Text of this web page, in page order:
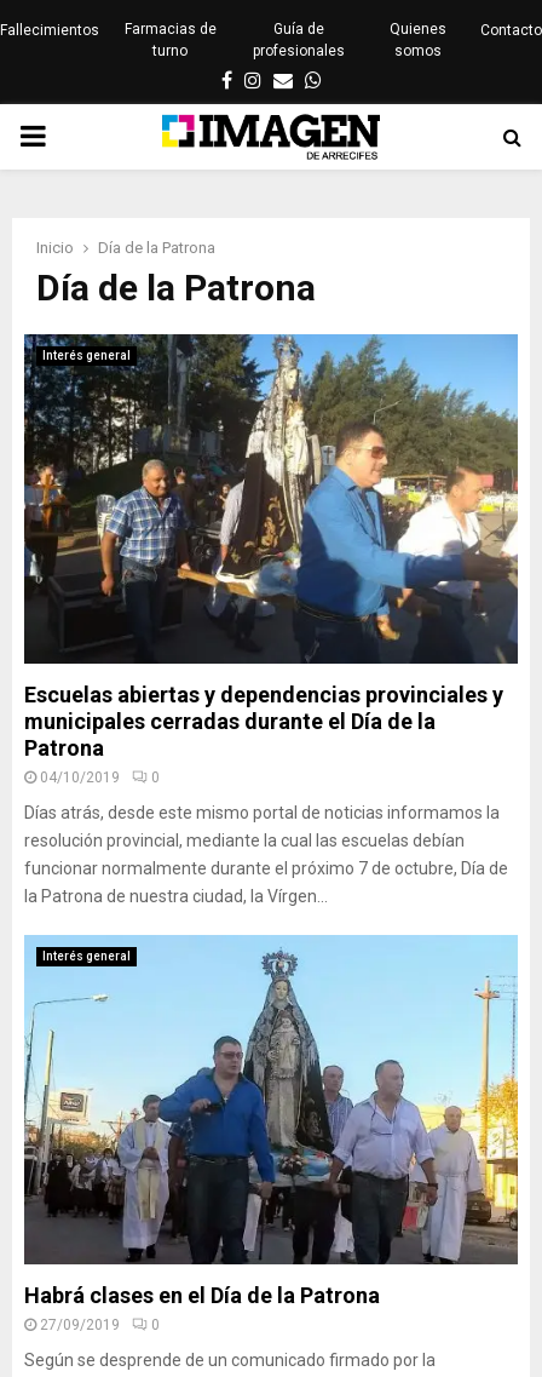
Fallecimientos
Farmacias de
turno
Guía de
profesionales
Quienes
somos
Contacto
Facebook
Instagram
EmailWhatsapp
PRIMARY
Inicio Día de la Patrona
Día de la Patrona
Interés general
Escuelas abiertas y dependencias provinciales y
municipales cerradas durante el Día de la
Patrona
04/10/2019 0
Días atrás, desde este mismo portal de noticias informamos la
resolución provincial, mediante la cual las escuelas debían
funcionar normalmente durante el próximo 7 de octubre, Día de
la Patrona de nuestra ciudad, la Vírgen...
Interés general
Habrá clases en el Día de la Patrona
27/09/2019 0
Según se desprende de un comunicado firmado por la